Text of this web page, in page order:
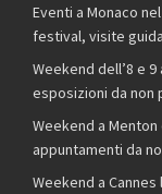
Eventi a Monaco
festival, visite
Weekend dell’8 e
esposizioni da non
Weekend a
appuntamenti da
Weekend a